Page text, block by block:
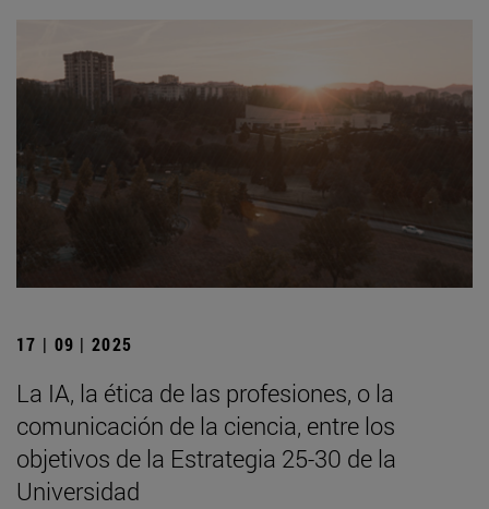
17 | 09 | 2025
La IA, la ética de las profesiones, o la
comunicación de la ciencia, entre los
objetivos de la Estrategia 25-30 de la
Universidad